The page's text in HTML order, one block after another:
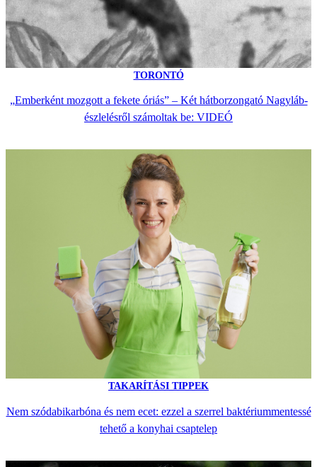
TORONTÓ
„Emberként mozgott a fekete óriás” – Két hátborzongató Nagyláb-
észlelésről számoltak be: VIDEÓ
TAKARÍTÁSI TIPPEK
Nem szódabikarbóna és nem ecet: ezzel a szerrel baktériummentessé
tehető a konyhai csaptelep